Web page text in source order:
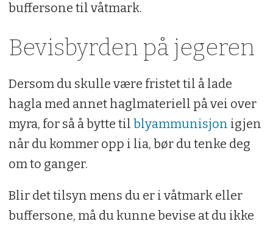
buffersone til våtmark.
Bevisbyrden på jegeren
Dersom du skulle være fristet til å lade
hagla med annet haglmateriell på vei over
myra, for så å bytte til blyammunisjon igjen
når du kommer opp i lia, bør du tenke deg
om to ganger.
Blir det tilsyn mens du er i våtmark eller
buffersone, må du kunne bevise at du ikke